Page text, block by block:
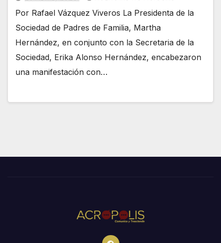
Por Rafael Vázquez Viveros La Presidenta de la
Sociedad de Padres de Familia, Martha
Hernández, en conjunto con la Secretaria de la
Sociedad, Erika Alonso Hernández, encabezaron
una manifestación con…